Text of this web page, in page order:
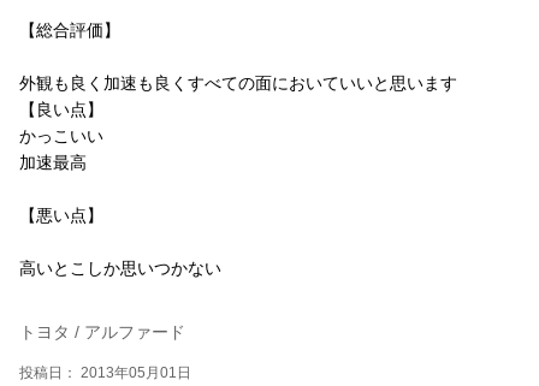
【総合評価】
外観も良く加速も良くすべての面においていいと思います
【良い点】
かっこいい
加速最高
【悪い点】
高いとこしか思いつかない
トヨタ / アルファード
投稿日： 2013年05月01日